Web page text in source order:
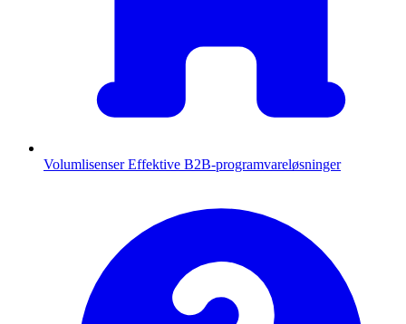
Volumlisenser Effektive B2B-programvareløsninger